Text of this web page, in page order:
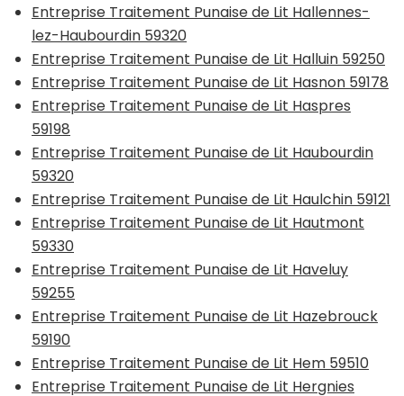
Entreprise Traitement Punaise de Lit Hallennes-
lez-Haubourdin 59320
Entreprise Traitement Punaise de Lit Halluin 59250
Entreprise Traitement Punaise de Lit Hasnon 59178
Entreprise Traitement Punaise de Lit Haspres
59198
Entreprise Traitement Punaise de Lit Haubourdin
59320
Entreprise Traitement Punaise de Lit Haulchin 59121
Entreprise Traitement Punaise de Lit Hautmont
59330
Entreprise Traitement Punaise de Lit Haveluy
59255
Entreprise Traitement Punaise de Lit Hazebrouck
59190
Entreprise Traitement Punaise de Lit Hem 59510
Entreprise Traitement Punaise de Lit Hergnies